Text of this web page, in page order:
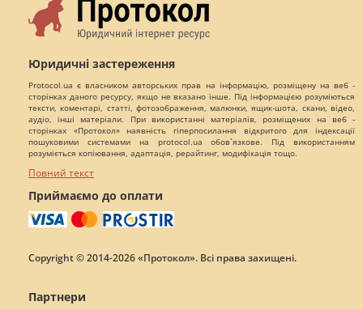
Юридичні застереження
Protocol.ua є власником авторських прав на інформацію, розміщену на веб -
сторінках даного ресурсу, якщо не вказано інше. Під інформацією розуміються
тексти, коментарі, статті, фотозображення, малюнки, ящик-шота, скани, відео,
аудіо, інші матеріали. При використанні матеріалів, розміщених на веб -
сторінках «Протокол» наявність гіперпосилання відкритого для індексації
пошуковими системами на protocol.ua обов`язкове. Під використанням
розуміється копіювання, адаптація, рерайтинг, модифікація тощо.
Повний текст
Приймаємо до оплати
Copyright © 2014-2026 «Протокол». Всі права захищені.
Партнери